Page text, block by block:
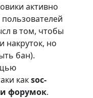
активно
в том, чтобы
накруток, но
бан).
какsoc-
форумок.